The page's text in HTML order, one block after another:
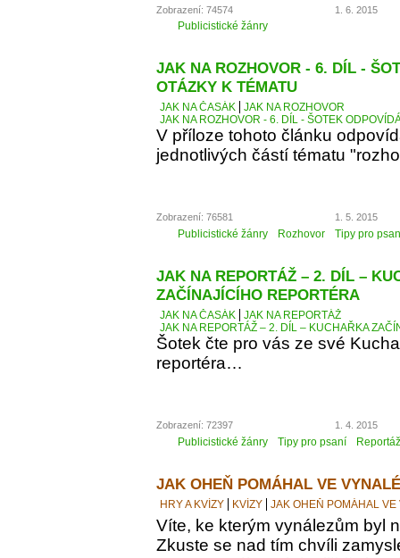
Zobrazení: 74574 1. 6. 2015
Publicistické žánry
JAK NA ROZHOVOR - 6. DÍL -
OTÁZKY K TÉMATU
JAK NA ČASÁK
JAK NA ROZHOVOR
JAK NA ROZHOVOR - 6. DÍL - ŠOTEK
V příloze tohoto článku
jednotlivých částí tématu
Zobrazení: 76581 1. 5. 2015
Publicistické žánry Rozhovor Tipy pro
JAK NA REPORTÁŽ – 2. DÍL –
ZAČÍNAJÍCÍHO REPORTÉRA
JAK NA ČASÁK
JAK NA REPORTÁŽ
JAK NA REPORTÁŽ – 2. DÍL – KUCHAŘKA
Šotek čte pro vás ze své
reportéra…
Zobrazení: 72397 1. 4. 2015
Publicistické žánry Tipy pro psaní Reportáž
JAK OHEŇ POMÁHAL VE
HRY A KVÍZY KVÍZY JAK OHEŇ POMÁHAL VE
Víte, ke kterým vynálezům byl
Zkuste se nad tím chvíli